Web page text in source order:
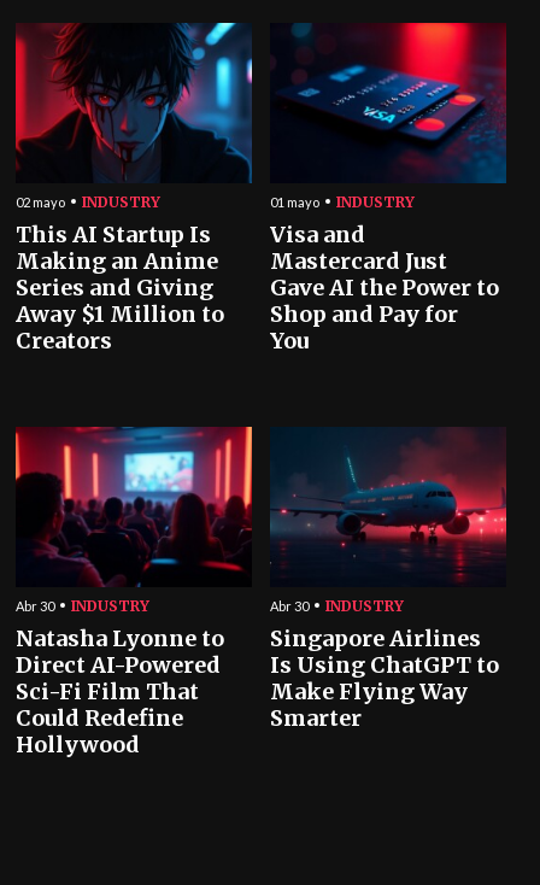
02 mayo INDUSTRY
This AI Startup Is
Making an Anime
Series and Giving
Away $1 Million to
Creators
01 mayo INDUSTRY
Visa and
Mastercard Just
Gave AI the Power to
Shop and Pay for
You
Abr 30 INDUSTRY
Natasha Lyonne to
Direct AI-Powered
Sci-Fi Film That
Could Redefine
Hollywood
Abr 30 INDUSTRY
Singapore Airlines
Is Using ChatGPT to
Make Flying Way
Smarter